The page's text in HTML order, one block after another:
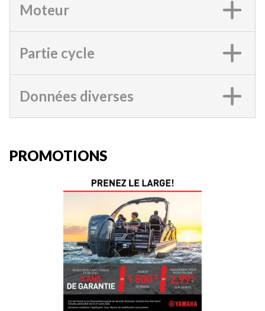
Moteur
Partie cycle
Données diverses
PROMOTIONS